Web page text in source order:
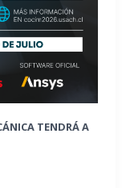
TENDRÁ A